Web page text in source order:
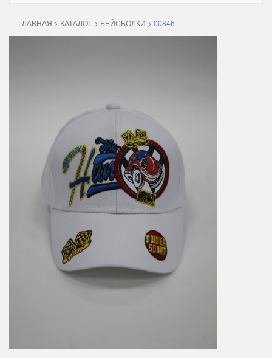
ГЛАВНАЯ > КАТАЛОГ > БЕЙСБОЛКИ > 00846